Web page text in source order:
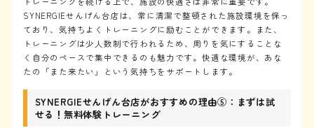
SYNERGIEせんげん台店は、常に清潔で整頓された施設環境を保っ
ており、気持ちよくトレーニングに励むことができます。また、
トレーニングは少人数制で行われるため、周りを気にすることな
く自分のペースで集中できるのも魅力です。快適な環境が、あな
たの「また来たい」という気持ちをサポートします。
SYNERGIEせんげん台店がおすすめの理由⑤：まずは試
せる！無料体験トレーニング